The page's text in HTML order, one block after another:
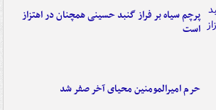
پرچم سیاه بر فراز گنبد حسینی همچنان در اهتزاز
است
حرم امیرالمومنین محیای آخر صفر شد